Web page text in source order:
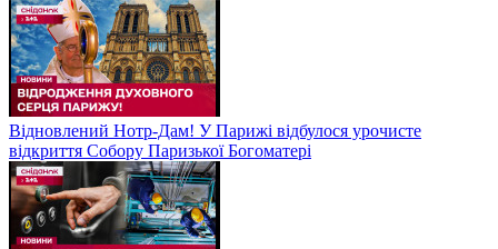
Відновлений Нотр-Дам! У Парижі відбулося урочисте
відкриття Собору Паризької Богоматері